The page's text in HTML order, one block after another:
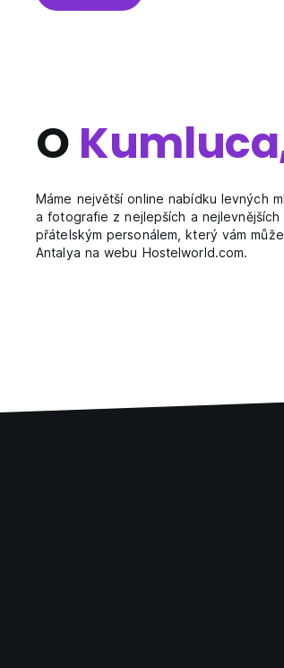
O
Máme největší online nabídku levných
a fotografie z nejlepších a nejlevnějších
přátelským personálem, který vám
Antalya na webu Hostelworld.com.